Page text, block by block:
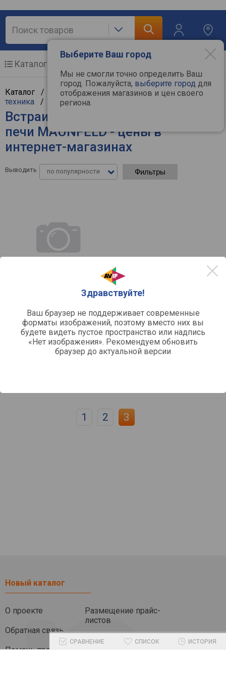
Выберите Ваш город
Мы не смогли точно определить Ваш
город. Пожалуйста, выберите город для
отображения магазинов и цен своего
региона.
Здравствуйте!
Ваш браузер не поддерживает современные
форматы изображений, поэтому вместо них вы
будете видеть пустое пространство или надпись
«Нет изображения». Рекомендуем обновить
браузер до актуальной версии
Каталог
Каталог / Крупная бытовая техника/Встраиваемая
техника / Встраиваемые микроволновые печи
Встраиваемые микроволновые
печи MAUNFELD - цены в
интернет-магазинах
Выводить по популярности Фильтры
MAUNFELD XBMO.20.2 S УТ-000010950
Объем: 20
Мощность: 800
Органы управления: поворотные с кнопками
1 2 3
Новый каталог
О проекте
Обратная связь
Помочь проекту
Размещение прайс-
листов
СРАВНЕНИЕ СПИСОК ИСТОРИЯ